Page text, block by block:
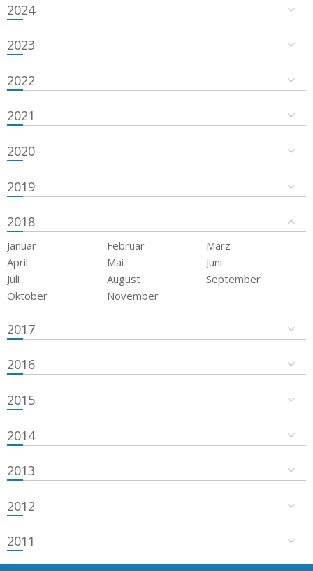
2024
2023
2022
2021
2020
2019
2018
Januar Februar
März
April
Mai
Juni
Juli
August
September
Oktober
November
2017
2016
2015
2014
2013
2012
2011